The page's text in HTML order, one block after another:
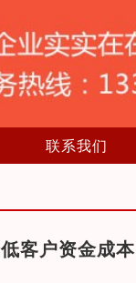
联系我们
客户资金成本